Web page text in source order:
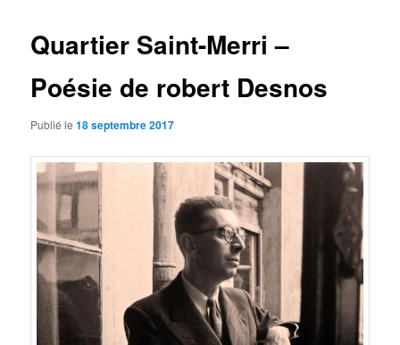
Quartier Saint-Merri –
Poésie de robert Desnos
Publié le18 septembre 2017